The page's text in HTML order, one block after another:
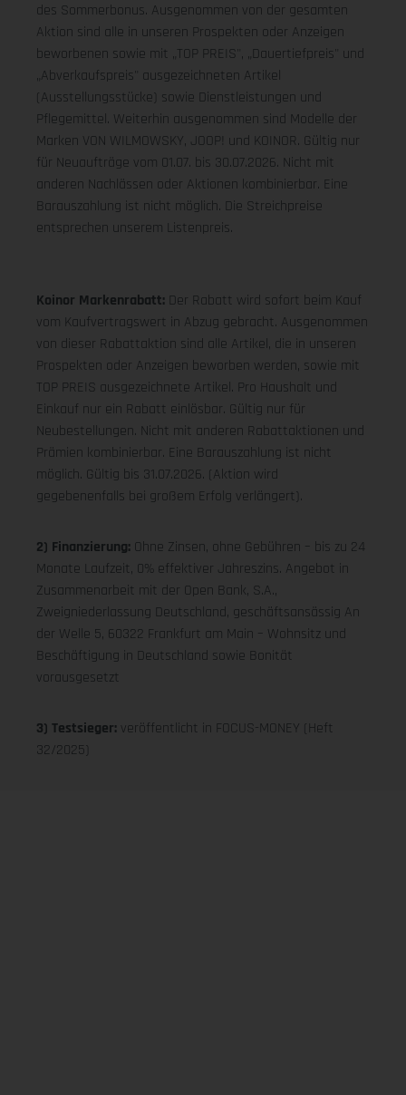
des Sommerbonus. Ausgenommen von der gesamten
Aktion sind alle in unseren Prospekten oder Anzeigen
beworbenen sowie mit „TOP PREIS", „Dauertiefpreis" und
„Abverkaufspreis" ausgezeichneten Artikel
(Ausstellungsstücke) sowie Dienstleistungen und
Pflegemittel. Weiterhin ausgenommen sind Modelle der
Marken VON WILMOWSKY, JOOP! und KOINOR. Gültig nur
für Neuaufträge vom 01.07. bis 30.07.2026. Nicht mit
anderen Nachlässen oder Aktionen kombinierbar. Eine
Barauszahlung ist nicht möglich. Die Streichpreise
entsprechen unserem Listenpreis.
Koinor Markenrabatt: Der Rabatt wird sofort beim Kauf
vom Kaufvertragswert in Abzug gebracht. Ausgenommen
von dieser Rabattaktion sind alle Artikel, die in unseren
Prospekten oder Anzeigen beworben werden, sowie mit
TOP PREIS ausgezeichnete Artikel. Pro Haushalt und
Einkauf nur ein Rabatt einlösbar. Gültig nur für
Neubestellungen. Nicht mit anderen Rabattaktionen und
Prämien kombinierbar. Eine Barauszahlung ist nicht
möglich. Gültig bis 31.07.2026. (Aktion wird
gegebenenfalls bei großem Erfolg verlängert).
2) Finanzierung: Ohne Zinsen, ohne Gebühren – bis zu 24
Monate Laufzeit, 0% effektiver Jahreszins. Angebot in
Zusammenarbeit mit der Open Bank, S.A.,
Zweigniederlassung Deutschland, geschäftsansässig An
der Welle 5, 60322 Frankfurt am Main – Wohnsitz und
Beschäftigung in Deutschland sowie Bonität
vorausgesetzt
3) Testsieger: veröffentlicht in FOCUS-MONEY (Heft
32/2025)